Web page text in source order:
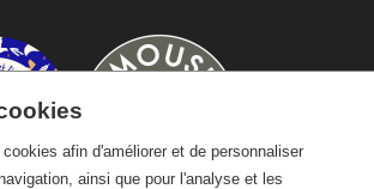
afin d'améliorer et de personnaliser
ainsi que pour l'analyse et les